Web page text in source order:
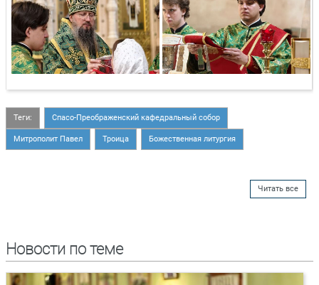
Теги: Спасо-Преображенский кафедральный собор
Митрополит Павел Троица Божественная литургия
Читать все
Новости по теме